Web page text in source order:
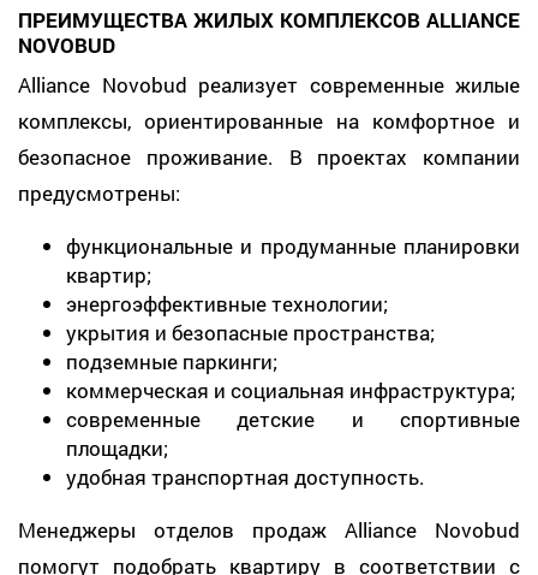
ПРЕИМУЩЕСТВА ЖИЛЫХ КОМПЛЕКСОВ ALLIANCE
NOVOBUD
Alliance Novobud реализует современные жилые
комплексы, ориентированные на комфортное и
безопасное проживание. В проектах компании
предусмотрены:
функциональные и продуманные планировки
квартир;
энергоэффективные технологии;
укрытия и безопасные пространства;
подземные паркинги;
коммерческая и социальная инфраструктура;
современные детские и спортивные
площадки;
удобная транспортная доступность.
Менеджеры отделов продаж Alliance Novobud
помогут подобрать квартиру в соответствии с